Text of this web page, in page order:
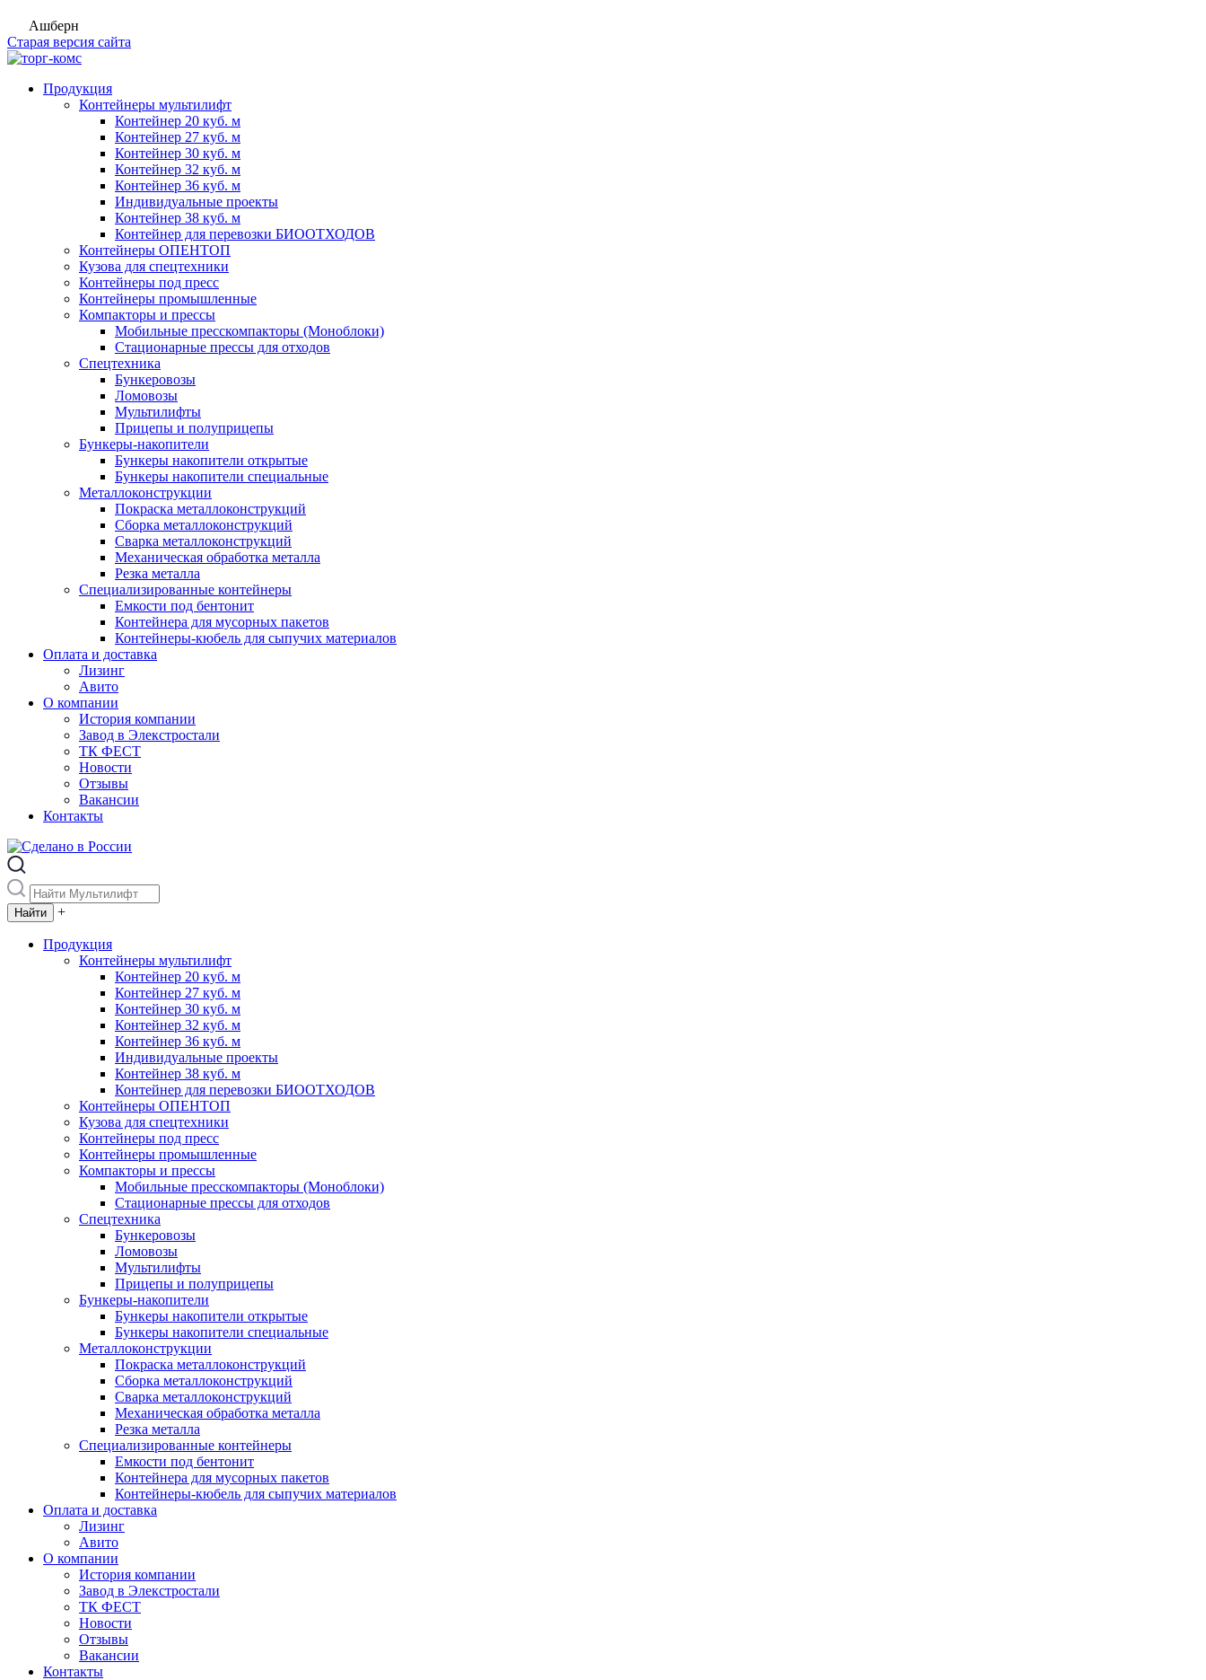
Ашберн
Старая версия сайта
Продукция
Контейнеры мультилифт
Контейнер 20 куб. м
Контейнер 27 куб. м
Контейнер 30 куб. м
Контейнер 32 куб. м
Контейнер 36 куб. м
Индивидуальные проекты
Контейнер 38 куб. м
Контейнер для перевозки БИООТХОДОВ
Контейнеры ОПЕНТОП
Кузова для спецтехники
Контейнеры под пресс
Контейнеры промышленные
Компакторы и прессы
Мобильные пресскомпакторы (Моноблоки)
Стационарные прессы для отходов
Спецтехника
Бункеровозы
Ломовозы
Мультилифты
Прицепы и полуприцепы
Бункеры-накопители
Бункеры накопители открытые
Бункеры накопители специальные
Металлоконструкции
Покраска металлоконструкций
Сборка металлоконструкций
Сварка металлоконструкций
Механическая обработка металла
Резка металла
Специализированные контейнеры
Емкости под бентонит
Контейнера для мусорных пакетов
Контейнеры-кюбель для сыпучих материалов
Оплата и доставка
Лизинг
Авито
О компании
История компании
Завод в Элекстростали
ТК ФЕСТ
Новости
Отзывы
Вакансии
Контакты
+
Продукция
Контейнеры мультилифт
Контейнер 20 куб. м
Контейнер 27 куб. м
Контейнер 30 куб. м
Контейнер 32 куб. м
Контейнер 36 куб. м
Индивидуальные проекты
Контейнер 38 куб. м
Контейнер для перевозки БИООТХОДОВ
Контейнеры ОПЕНТОП
Кузова для спецтехники
Контейнеры под пресс
Контейнеры промышленные
Компакторы и прессы
Мобильные пресскомпакторы (Моноблоки)
Стационарные прессы для отходов
Спецтехника
Бункеровозы
Ломовозы
Мультилифты
Прицепы и полуприцепы
Бункеры-накопители
Бункеры накопители открытые
Бункеры накопители специальные
Металлоконструкции
Покраска металлоконструкций
Сборка металлоконструкций
Сварка металлоконструкций
Механическая обработка металла
Резка металла
Специализированные контейнеры
Емкости под бентонит
Контейнера для мусорных пакетов
Контейнеры-кюбель для сыпучих материалов
Оплата и доставка
Лизинг
Авито
О компании
История компании
Завод в Элекстростали
ТК ФЕСТ
Новости
Отзывы
Вакансии
Контакты